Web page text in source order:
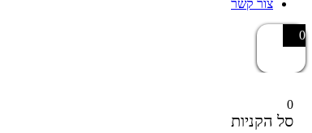
צור קשר
0
0
סל הקניות